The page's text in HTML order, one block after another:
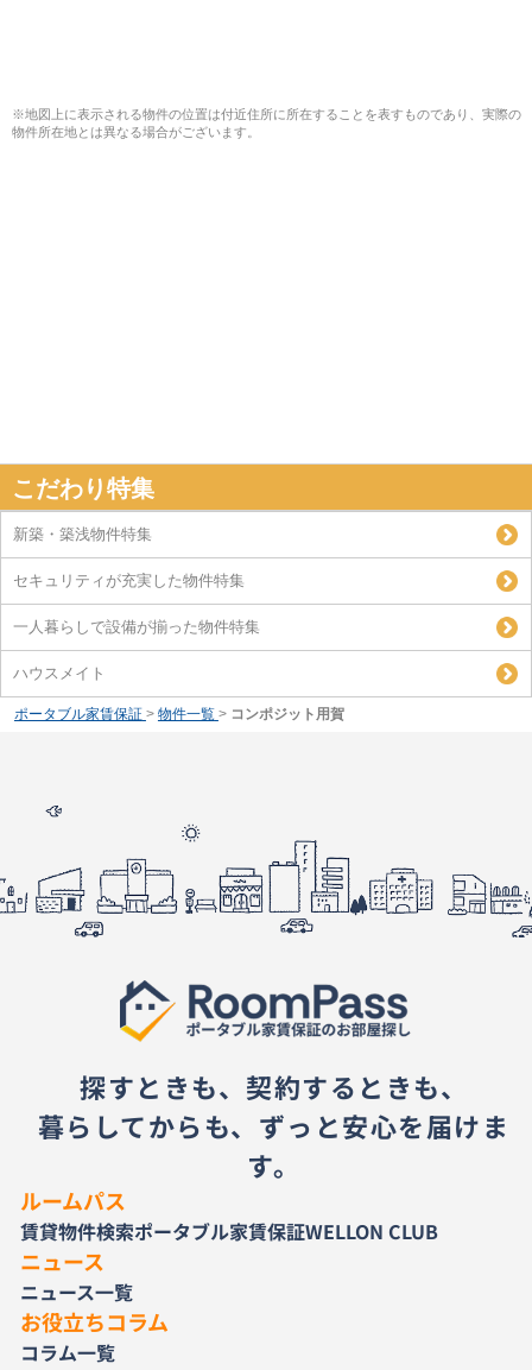
※地図上に表示される物件の位置は付近住所に所在することを表すものであり、実際の
物件所在地とは異なる場合がございます。
こだわり特集
新築・築浅物件特集
セキュリティが充実した物件特集
一人暮らしで設備が揃った物件特集
ハウスメイト
ポータブル家賃保証 > 物件一覧 > コンポジット用賀
探すときも、契約するときも、
暮らしてからも、ずっと安心を届けま
す。
ルームパス
賃貸物件検索ポータブル家賃保証WELLON CLUB
ニュース
ニュース一覧
お役立ちコラム
コラム一覧